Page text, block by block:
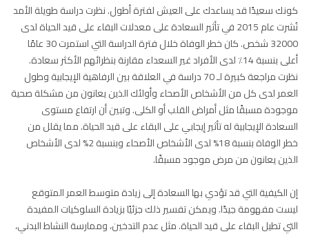
كونك سعيدًا قد يساعدك على العيش لفترة أطول. نظرت دراسة طويلة الأمد
نُشرت عام 2015 في تأثير السعادة على معدلات البقاء على قيد الحياة لدى
32000 شخص. كان خطر الوفاة خلال فترة الدراسة التي استمرت 30 عامًا
أعلى بنسبة 14٪ لدى الأفراد غير السعداء مقارنة بنظرائهم الأكثر سعادة.
نظرت مراجعة كبيرة لـ 70 دراسة في العلاقة بين الرفاهية الإيجابية وطول
العمر لدى كل من الأشخاص الأصحاء وأولئك الذين يعانون من مشكلة صحية
موجودة مسبقًا مثل أمراض القلب أو الكلى. وتبين أن ارتفاع مستوى
السعادة الإيجابية له تأثير إيجابي على البقاء على قيد الحياة. مما يقلل من
خطر الوفاة بنسبة 18% لدى الأشخاص الأصحاء وبنسبة 2% لدى الأشخاص
الذين يعانون من مرض موجود مسبقًا.
إن الكيفية التي قد تؤدي بها السعادة إلى زيادة متوسط العمر المتوقع
ليست مفهومة جيدًا. ويمكن تفسير ذلك جزئيًا بزيادة السلوكيات المفيدة
التي تطيل البقاء على قيد الحياة. مثل عدم التدخين، وممارسة النشاط البدني،